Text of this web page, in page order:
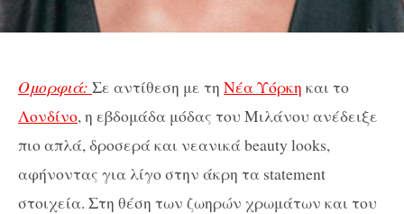
Oμορφιά: Σε αντίθεση με τη Νέα Υόρκη και το
Λονδίνο, η εβδομάδα μόδας του Μιλάνου ανέδειξε
πιο απλά, δροσερά και νεανικά beauty looks,
αφήνοντας για λίγο στην άκρη τα statement
στοιχεία. Στη θέση των ζωηρών χρωμάτων και του